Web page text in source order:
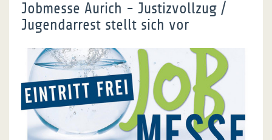
Jobmesse Aurich - Justizvollzug /
Jugendarrest stellt sich vor